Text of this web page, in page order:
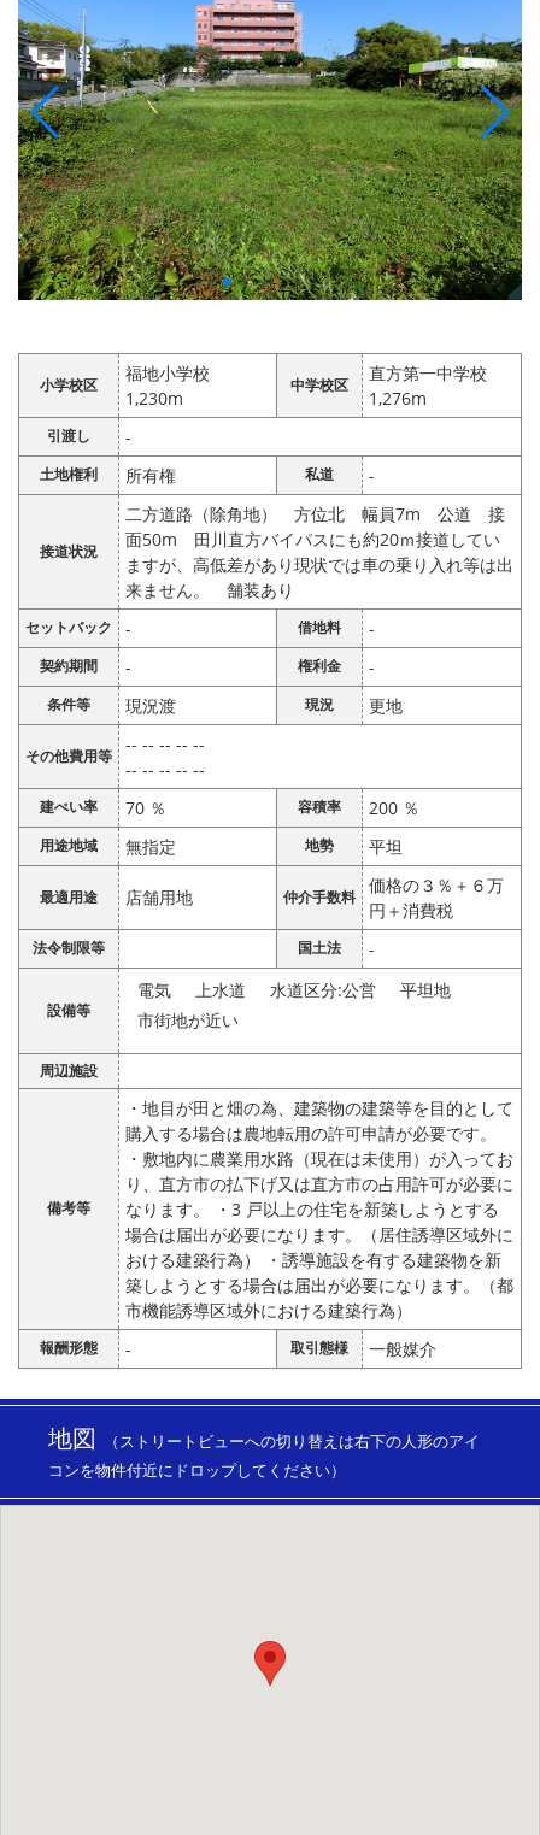
小学校区
福地小学校
1,230m
中学校区
直方第一中学校
1,276m
引渡し -
土地権利 所有権 私道 -
接道状況
二方道路（除角地） 方位北 幅員7m 公道 接
面50m 田川直方バイパスにも約20ｍ接道してい
ますが、高低差があり現状では車の乗り入れ等は出
来ません。 舗装あり
セットバック - 借地料 -
契約期間 - 権利金 -
条件等 現況渡 現況 更地
その他費用等
-- -- -- -- --
-- -- -- -- --
建ぺい率 70 ％ 容積率 200 ％
用途地域 無指定 地勢 平坦
最適用途 店舗用地 仲介手数料
価格の３％＋６万
円＋消費税
法令制限等 国土法 -
設備等
電気 上水道 水道区分:公営
平坦地
市街地が近い
周辺施設
備考等
・地目が田と畑の為、建築物の建築等を目的として
購入する場合は農地転用の許可申請が必要です。
・敷地内に農業用水路（現在は未使用）が入ってお
り、直方市の払下げ又は直方市の占用許可が必要に
なります。 ・3 戸以上の住宅を新築しようとする
場合は届出が必要になります。（居住誘導区域外に
おける建築行為） ・誘導施設を有する建築物を新
築しようとする場合は届出が必要になります。（都
市機能誘導区域外における建築行為）
報酬形態 - 取引態様 一般媒介
地図
（ストリートビューへの切り替えは右下の人形のアイ
コンを物件付近にドロップしてください）